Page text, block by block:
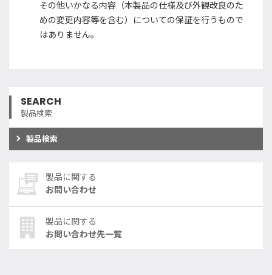
その他いかなる内容（本製品の仕様及び外観改良のた
めの変更内容等を含む）についての保証を行うもので
はありません。
SEARCH
製品検索
製品検索
製品に関する
お問い合わせ
製品に関する
お問い合わせ先一覧